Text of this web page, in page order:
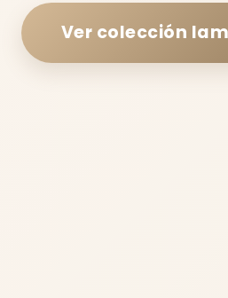
Ver colección